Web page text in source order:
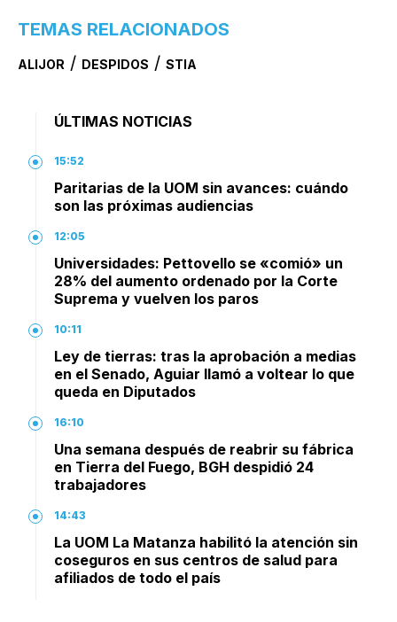
TEMAS RELACIONADOS
ALIJOR / DESPIDOS / STIA
ÚLTIMAS NOTICIAS
15:52
Paritarias de la UOM sin avances: cuándo
son las próximas audiencias
12:05
Universidades: Pettovello se «comió» un
28% del aumento ordenado por la Corte
Suprema y vuelven los paros
10:11
Ley de tierras: tras la aprobación a medias
en el Senado, Aguiar llamó a voltear lo que
queda en Diputados
16:10
Una semana después de reabrir su fábrica
en Tierra del Fuego, BGH despidió 24
trabajadores
14:43
La UOM La Matanza habilitó la atención sin
coseguros en sus centros de salud para
afiliados de todo el país